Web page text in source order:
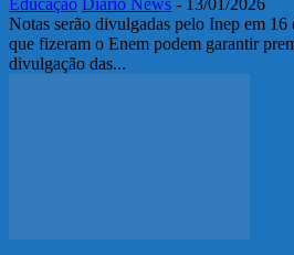
Educação Diario News - 13/01/2026
Notas serão divulgadas pelo Inep em 16
que fizeram o Enem podem garantir
divulgação das...